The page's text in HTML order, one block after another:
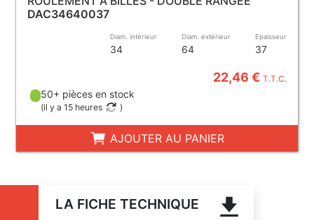
DAC34640037
Diam. intérieur
34
Diam. extérieur
64
Epaisseur
37
22,46 €T.T.C.
50+ pièces en stock
(il y a 15 heures )
AJOUTER AU PANIER
LA FICHE TECHNIQUE